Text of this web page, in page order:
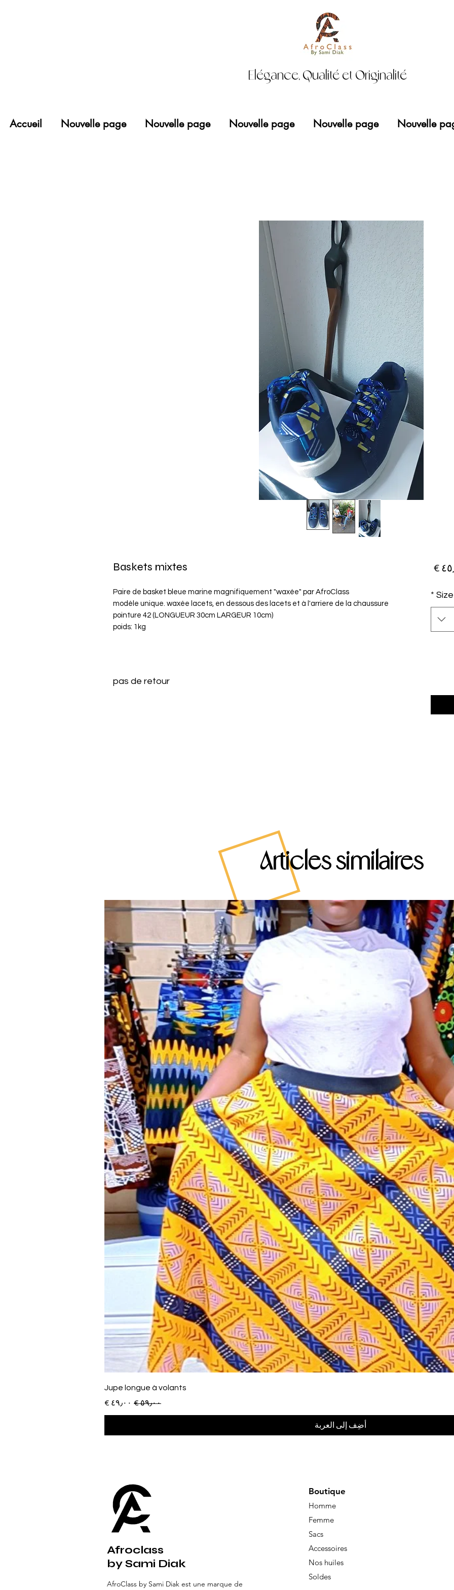
Elégance, Qualité et Originalité
Accueil Nouvelle page Nouvelle page Nouvelle page Nouvelle page Nouvelle
Baskets mixtes
Paire de basket bleue marine magnifiquement "waxée" par AfroClass
modèle unique. waxée lacets, en dessous des lacets et à l'arriere de la chaussure
pointure 42 (LONGUEUR 30cm LARGEUR 10cm)
poids: 1kg
pas de retour
Size
*
Articles similaires
Jupe longue à volants
سعر عاديسعر البيع
أضِف إلى العربة
Afroclass
by Sami Diak
AfroClass by Sami Diak est une marque de
Boutique
Homme
Femme
Sacs
Accessoires
Nos huiles
Soldes